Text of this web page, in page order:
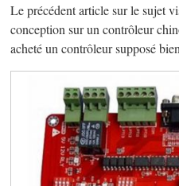
Le précédent article sur le sujet
conception sur un contrôleur
acheté un contrôleur supposé